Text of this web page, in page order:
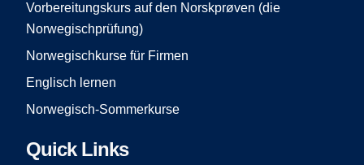
Vorbereitungskurs auf den Norskprøven (die
Norwegischprüfung)
Norwegischkurse für Firmen
Englisch lernen
Norwegisch-Sommerkurse
Quick Links